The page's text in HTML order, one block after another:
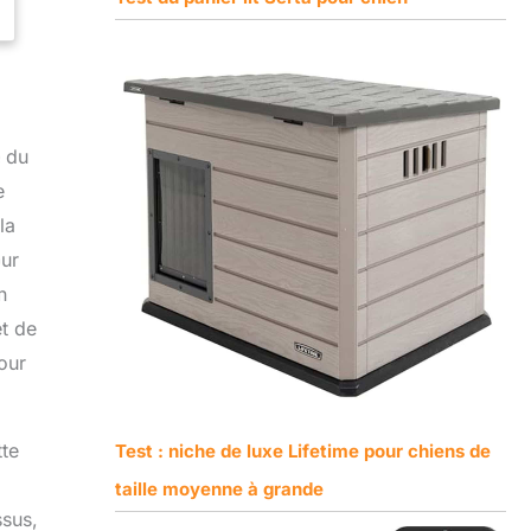
du
de
Test : niche de luxe Lifetime pour chiens de
taille moyenne à grande